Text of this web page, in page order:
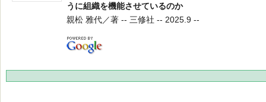
うに組織を機能させているのか
親松 雅代／著 -- 三修社 -- 2025.9 --